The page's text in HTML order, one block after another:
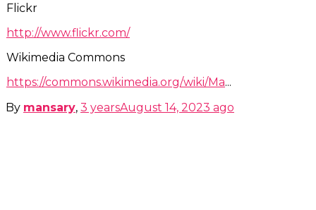
Flickr
http://www.flickr.com/
Wikimedia Commons
https://commons.wikimedia.org/wiki/Ma...
By mansary, 3 yearsAugust 14, 2023 ago